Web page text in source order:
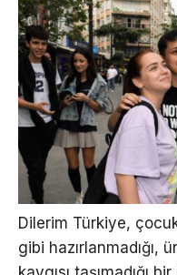
Dilerim Türkiye,
gibi hazırlanmadığı,